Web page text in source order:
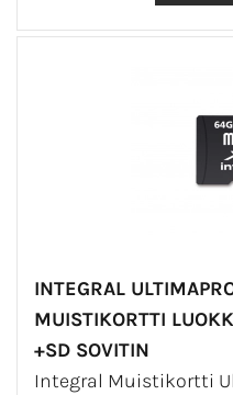
INTEGRAL
MUISTIKORTTI
+SD SOVITIN
Integral Muistikortti